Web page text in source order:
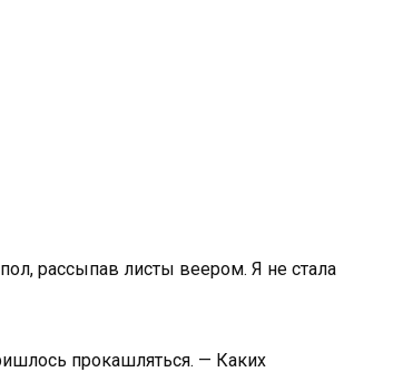
рассыпав листы веером. Я не стала
прокашляться. — Каких